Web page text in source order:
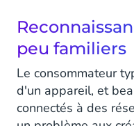
peu familiers
Le consommateur
d'un appareil, et
connectés à des